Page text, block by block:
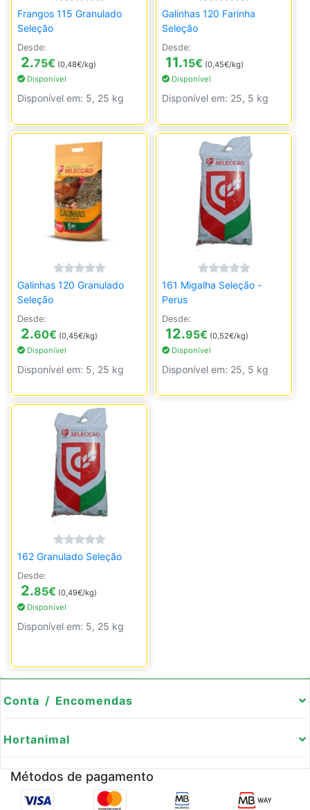
Frangos 115 Granulado
Seleção
Desde:
2.75€ (0,48€/kg)
Disponível
Disponível em: 5, 25 kg
Galinhas 120 Farinha
Seleção
Desde:
11.15€ (0,45€/kg)
Disponível
Disponível em: 25, 5 kg
Galinhas 120 Granulado
Seleção
Desde:
2.60€ (0,45€/kg)
Disponível
Disponível em: 5, 25 kg
161 Migalha Seleção -
Perus
Desde:
12.95€ (0,52€/kg)
Disponível
Disponível em: 25, 5 kg
162 Granulado Seleção
Desde:
2.85€ (0,49€/kg)
Disponível
Disponível em: 5, 25 kg
Conta / Encomendas
Hortanimal
Métodos de pagamento